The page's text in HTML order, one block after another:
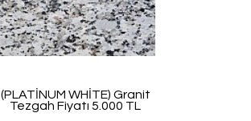
(PLATİNUM WHİTE) Granit
Tezgah Fiyatı 5.000 TL